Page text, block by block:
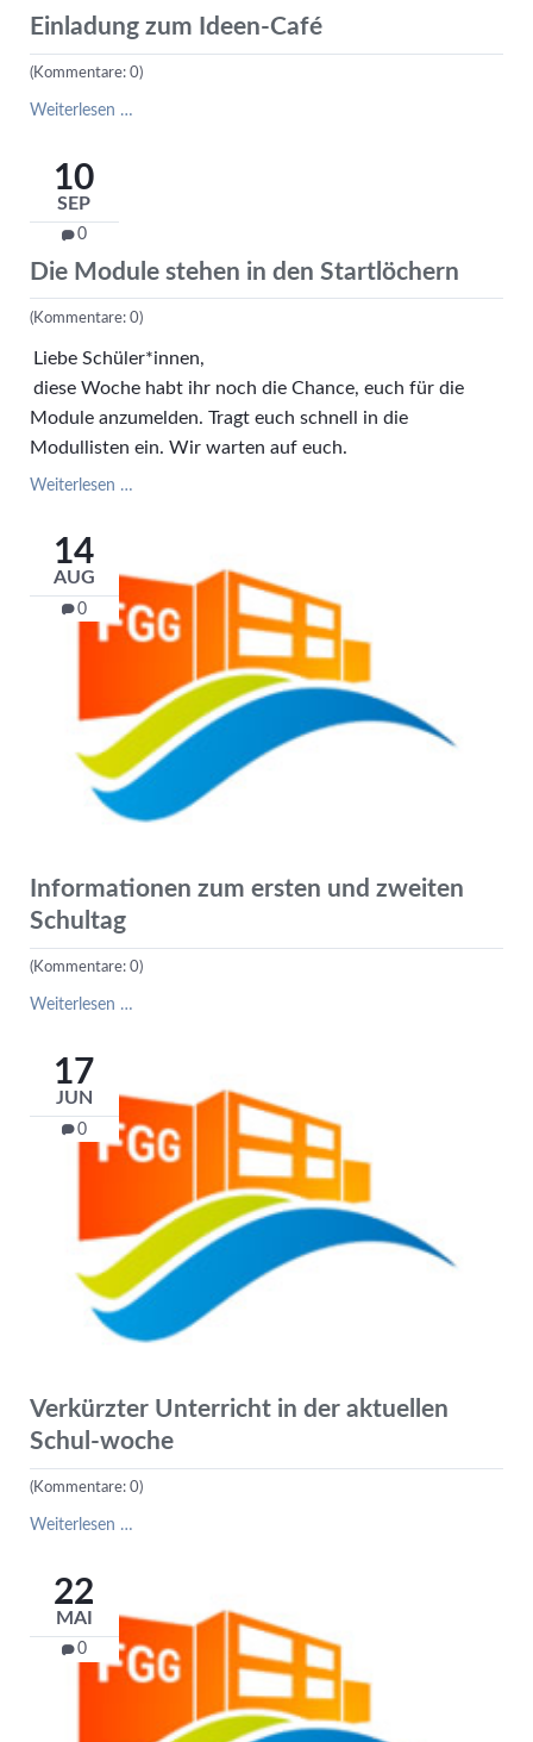
Einladung zum Ideen-Café
(Kommentare: 0)
Weiterlesen …Einladung
10
SEP
0
Die Module stehen in den Startlöchern
(Kommentare: 0)
Liebe Schüler*innen,
diese Woche habt ihr noch die Chance, euch für die
Module anzumelden. Tragt euch schnell in die
Modullisten ein. Wir warten auf euch.
Weiterlesen …
den
Startlöchern
14
AUG
0
Informationen zum ersten und zweiten
Schultag
(Kommentare: 0)
Weiterlesen …Informationen
zweiten
Schultag
17
JUN
0
Verkürzter Unterricht in der aktuellen
Schul-woche
(Kommentare: 0)
Weiterlesen …Verkürzter
aktuellen
Schul-
woche
22
MAI
0